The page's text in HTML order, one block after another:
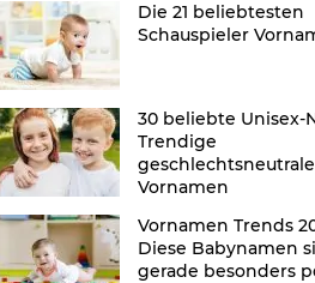
Die 21 beliebtesten
Schauspieler
30 beliebte Unisex-
Trendige
geschlechtsneutrale
Vornamen
Vornamen Trends
Diese Babynamen
gerade besonders